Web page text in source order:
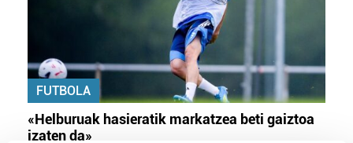
FUTBOLA
«Helburuak hasieratik markatzea beti gaiztoa
izaten da»